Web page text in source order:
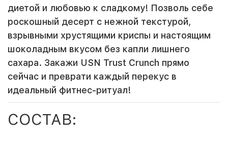
диетой и любовью к сладкому! Позволь себе
роскошный десерт с нежной текстурой,
взрывными хрустящими криспы и настоящим
шоколадным вкусом без капли лишнего
сахара. Закажи USN Trust Crunch прямо
сейчас и преврати каждый перекус в
идеальный фитнес-ритуал!
СОСТАВ: